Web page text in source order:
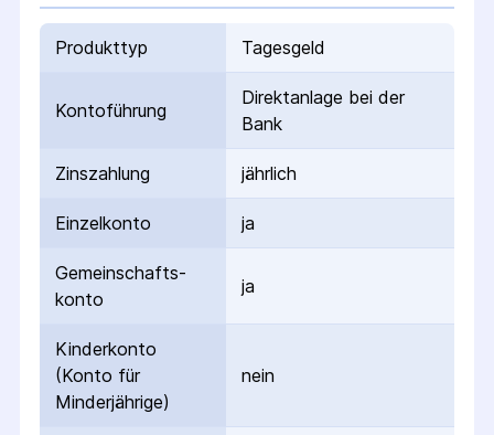
Produkttyp Tagesgeld
Kontoführung
Direktanlage bei der
Bank
Zinszahlung jährlich
Einzelkonto ja
Gemeinschafts­
konto
ja
Kinderkonto
(Konto für
Minderjährige)
nein